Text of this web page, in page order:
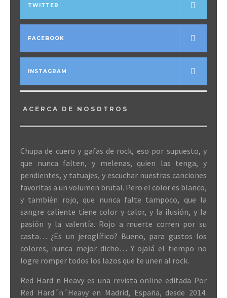
TWITTER
FACEBOOK
INSTAGRAM
ACERCA DE NOSOTROS
Chupa de cuero y gafas de rock, eso por supuesto, y
que nunca falten, y melenas, quien las tenga, y
pendientes, y tatuajes, y escuchar nuestras canciones
favoritas a un volumen brutal. Pero el color es blanco,
y también rojo, que nunca falte tampoco, que la
sangre caliente tiene color y calor, y la ilusión, y la
pasión y la valentía. Rojo a muerte corren por su
casta… ¿Es un jeroglífico? Bueno, para gustos los
colores, nunca mejor dicho… Y ojalá el tiempo no
logre romper todos los lazos que te unen al rock.
Red Hard n Heavy es una revista online editada Por
Red Hard´n´Heavy en Madrid, España, desde 2014.